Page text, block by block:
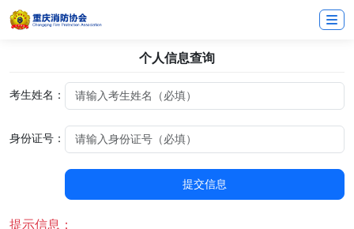
个人信息查询
考生姓名：
身份证号：
提交信息
提示信息：